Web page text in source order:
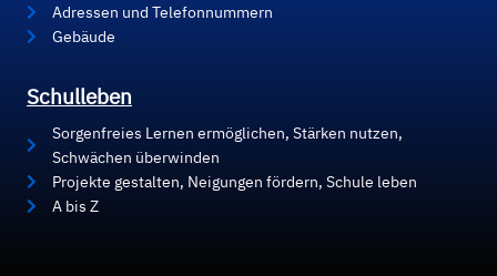
Adressen und Telefonnummern
Gebäude
Schulleben
Sorgenfreies Lernen ermöglichen, Stärken nutzen,
Schwächen überwinden
Projekte gestalten, Neigungen fördern, Schule leben
A bis Z